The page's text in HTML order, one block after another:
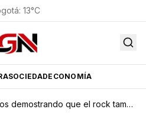
: 13°C
SOCIEDADECONOMÍA
Glish: siete años demostrando que el rock también se hereda